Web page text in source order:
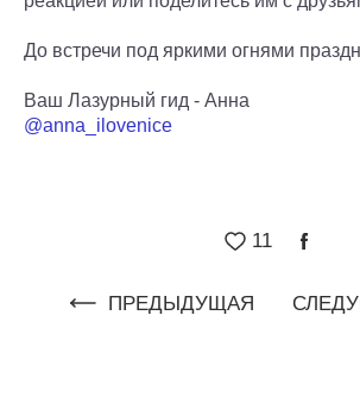
До встречи под яркими огнями
Ваш Лазурный гид - Анна
@anna_ilovenice
11
ПРЕДЫДУЩАЯ